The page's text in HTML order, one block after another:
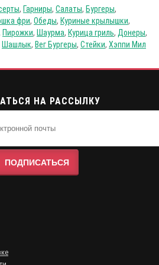
, Гарниры, Салаты, Бургеры,
фри, Обеды, Куриные крылышки,
Пирожки, Шаурма, Курица гриль, Донеры,
Шашлык, Вег Бургеры, Стейки, Хэппи Мил
НА РАССЫЛКУ
ПОДПИСАТЬСЯ